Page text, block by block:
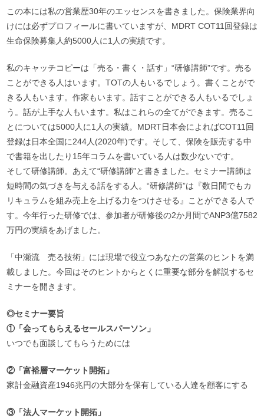
この本には私の営業歴30年のエッセンスを書きました。保険業界向
けには必ずプロフィールに書いていますが、MDRT COT11回登録は
生命保険募集人約5000人に1人の実績です。
私のキャッチコピーは「売る・書く・話す」“研修講師”です。売る
ことができる人はいます。TOTの人もいるでしょう。書くことがで
きる人もいます。作家もいます。話すことができる人もいるでしょ
う。話が上手な人もいます。私はこれらの全てができます。売るこ
とについては5000人に1人の実績。MDRT日本会によればCOT11回
登録は日本全国に244人(2020年)です。そして、保険を販売する中
で書籍を出したり15年コラムを書いている人は数少ないです。
そして研修講師。あえて“研修講師”と書きました。セミナー講師は
短時間の気づきを与える話をする人。“研修講師”は『数日間でもカ
リキュラムを組み売上を上げる力をつけさせる』ことができる人で
す。今年行った研修では、参加者が研修後の2か月間でANP3億7582
万円の実績をあげました。
「中瀬流 売る技術」には現場で役立つあなたの営業のヒントを満
載しました。今回はそのヒントからとくに重要な部分を解説するセ
ミナーを開きます。
◎セミナー要旨
①「会ってもらえるセールスパーソン」
いつでも面談してもらうためには
②「富裕層マーケット開拓」
家計金融資産1946兆円の大部分を保有している人達を顧客にする
③「法人マーケット開拓」